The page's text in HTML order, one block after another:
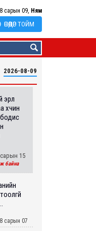
сарын 09, Ням
ӨНӨӨДӨР ТОЙМ
2026-08-09
хүчин
бодис
15
байна
сарын 07